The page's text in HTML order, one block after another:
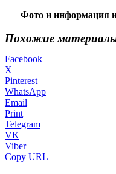
Фото и информация
Похожие
Facebook
X
Pinterest
WhatsApp
Email
Print
Telegram
VK
Viber
Copy URL